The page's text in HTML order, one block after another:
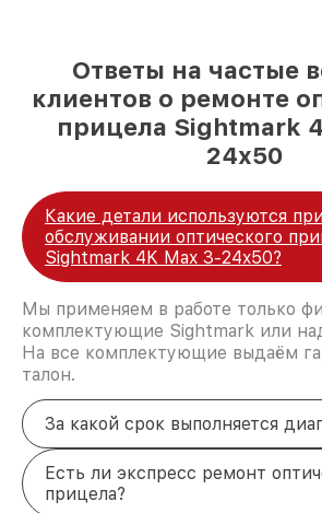
Ответы на частые
клиентов о ремонте
прицела Sightmark
24x50
Какие детали используются при
обслуживании оптического
Sightmark 4K Max 3-24x50?
Мы применяем в работе только
комплектующие Sightmark или
На все комплектующие выдаём
талон.
За какой срок выполняется
Есть ли экспресс ремонт
прицела?